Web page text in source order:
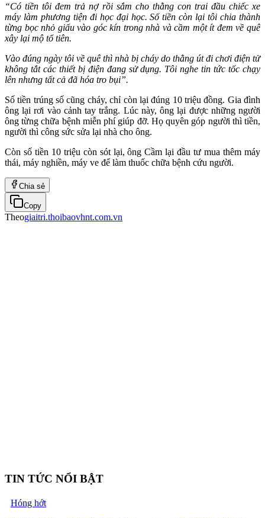
“Có tiền tôi đem trả nợ rồi sắm cho thằng con trai đầu chiếc xe
máy làm phương tiện đi học đại học. Số tiền còn lại tôi chia thành
từng bọc nhỏ giấu vào góc kín trong nhà và cầm một ít đem về quê
xây lại mộ tổ tiên.
Vào đúng ngày tôi về quê thì nhà bị cháy do thằng út đi chơi điện tử
không tắt các thiết bị điện đang sử dụng. Tôi nghe tin tức tốc chạy
lên nhưng tất cả đã hóa tro bụi”.
Số tiền trúng số cũng cháy, chỉ còn lại đúng 10 triệu đồng. Gia đình
ông lại rơi vào cảnh tay trắng. Lúc này, ông lại được những người
ông từng chữa bệnh miễn phí giúp đỡ. Họ quyên góp người thì tiền,
người thì công sức sửa lại nhà cho ông.
Còn số tiền 10 triệu còn sót lại, ông Cầm lại đầu tư mua thêm máy
thái, máy nghiền, máy ve để làm thuốc chữa bệnh cứu người.
Chia sẻ
Copy
Theogiaitri.thoibaovhnt.com.vn
TIN TỨC NỔI BẬT
Hóng hớt